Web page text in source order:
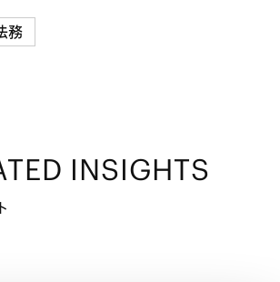
務
INSIGHTS